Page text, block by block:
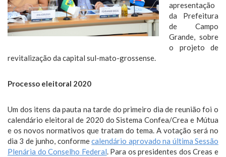
apresentação
da Prefeitura
de Campo
Grande, sobre
o projeto de
revitalização da capital sul-mato-grossense.
Processo eleitoral 2020
Um dos itens da pauta na tarde do primeiro dia de reunião foi o
calendário eleitoral de 2020 do Sistema Confea/Crea e Mútua
e os novos normativos que tratam do tema. A votação será no
dia 3 de junho, conformecalendário aprovado na última Sessão
Plenária do Conselho Federal. Para os presidentes dos Creas e